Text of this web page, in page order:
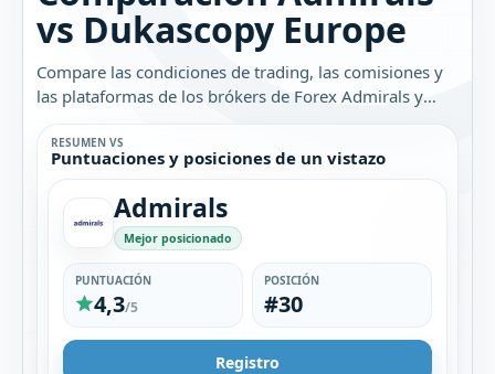
vs Dukascopy Europe
Compare las condiciones de trading, las comisiones y
las plataformas de los brókers de Forex Admirals y
Dukascopy Europe. Descubra cuál es el mejor bróker
para usted.
RESUMEN VS
Puntuaciones y posiciones de un vistazo
Admirals
Mejor posicionado
PUNTUACIÓN
4,3/5
POSICIÓN
#30
Registro